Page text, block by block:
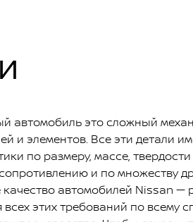
автомобиль это сложный
и элементов. Все эти детали
по размеру, массе,
и по множеству
автомобилей Nissan —
этих требований по всему